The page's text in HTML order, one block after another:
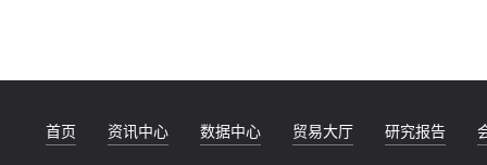
首页 资讯中心 数据中心 贸易大厅 研究报告